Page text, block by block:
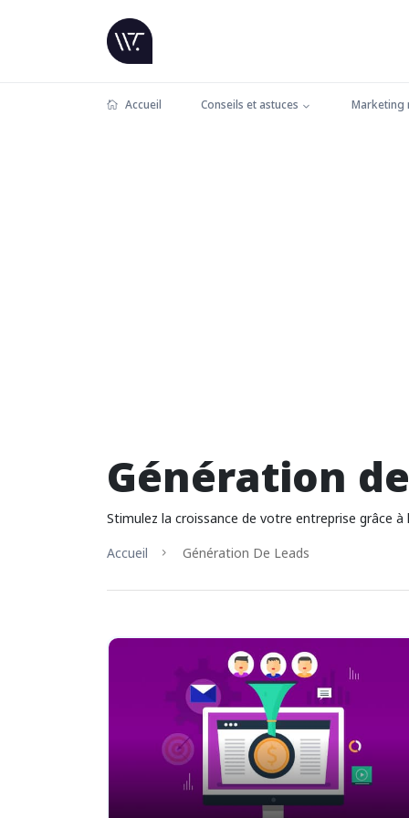
Accueil Conseils et astuces Marketing
Génération
Stimulez la croissance de votre entreprise grâce
Accueil
Génération De Leads